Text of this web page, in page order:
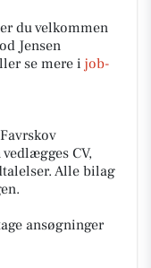
du velkommen
Jensen
se mere i job-
CV,
Alle bilag
ansøgninger